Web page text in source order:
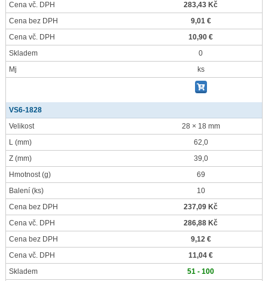
Cena vč. DPH
283,43 Kč
Cena bez DPH
9,01 €
Cena vč. DPH
10,90 €
Skladem
0
Mj
ks
VS6-1828
Velikost
28 × 18 mm
L (mm)
62,0
Z (mm)
39,0
Hmotnost(g)
69
Balení (ks)
10
Cena bez DPH
237,09 Kč
Cena vč. DPH
286,88 Kč
Cena bez DPH
9,12 €
Cena vč. DPH
11,04 €
Skladem
51 - 100